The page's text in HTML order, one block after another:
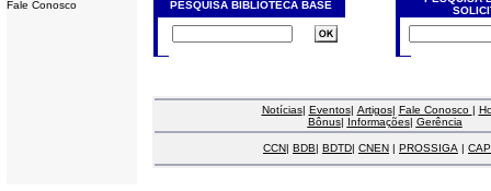
Fale Conosco
PESQUISA BIBLIOTECA BASE
Notícias| Eventos| Artigos| Fale Conosco |
Bônus| Informações| Gerência
CCN| BDB| BDTD| CNEN | PROSSIGA |